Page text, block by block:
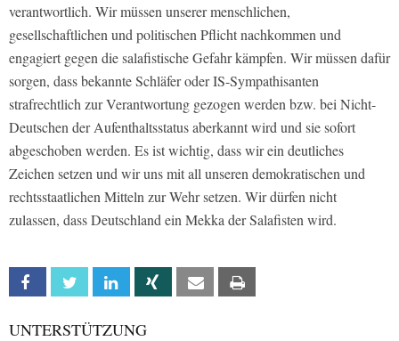
verantwortlich. Wir müssen unserer menschlichen,
gesellschaftlichen und politischen Pflicht nachkommen und
engagiert gegen die salafistische Gefahr kämpfen. Wir müssen dafür
sorgen, dass bekannte Schläfer oder IS-Sympathisanten
strafrechtlich zur Verantwortung gezogen werden bzw. bei Nicht-
Deutschen der Aufenthaltsstatus aberkannt wird und sie sofort
abgeschoben werden. Es ist wichtig, dass wir ein deutliches
Zeichen setzen und wir uns mit all unseren demokratischen und
rechtsstaatlichen Mitteln zur Wehr setzen. Wir dürfen nicht
zulassen, dass Deutschland ein Mekka der Salafisten wird.
Facebook Twitter Linkedin Xing Email
UNTERSTÜTZUNG